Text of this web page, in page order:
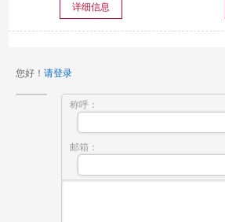
详细信息
您好！ 请登录
称呼：
邮箱：